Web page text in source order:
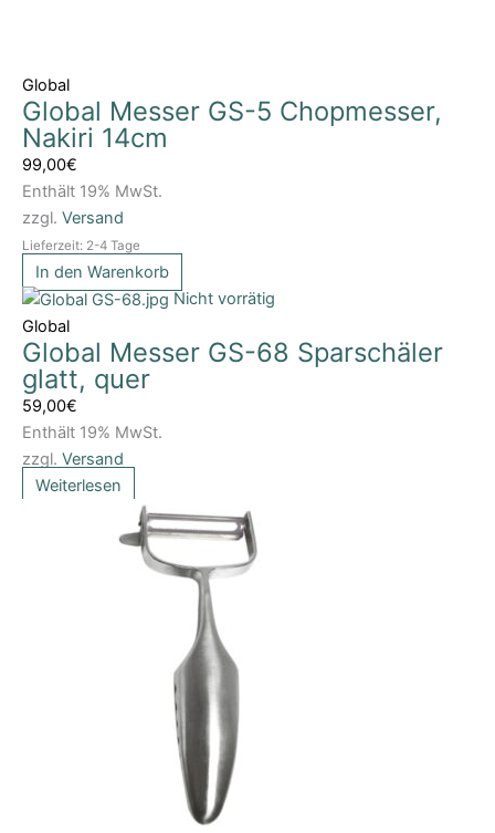
Global
Global Messer GS-5 Chopmesser,
Nakiri 14cm
99,00€
Enthält 19% MwSt.
zzgl. Versand
Lieferzeit: 2-4 Tage
In den Warenkorb
Nicht vorrätig
Global
Global Messer GS-68 Sparschäler
glatt, quer
59,00€
Enthält 19% MwSt.
zzgl. Versand
Weiterlesen